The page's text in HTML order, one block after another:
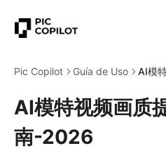
Pic Copilot Guía de Uso AI模
AI模特视频画质
南-2026